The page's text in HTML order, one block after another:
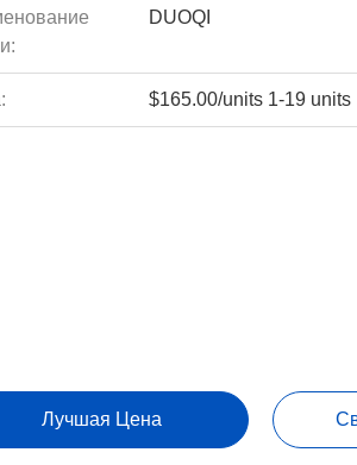
DUOQI
$165.00/units 1-19 units
Лучшая Цена